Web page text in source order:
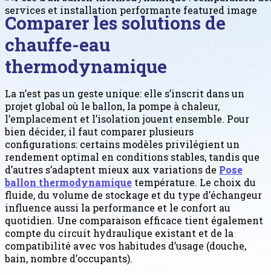
Comparer les solutions de
chauffe-eau
thermodynamique
La n’est pas un geste unique: elle s’inscrit dans un
projet global où le ballon, la pompe à chaleur,
l’emplacement et l’isolation jouent ensemble. Pour
bien décider, il faut comparer plusieurs
configurations: certains modèles privilégient un
rendement optimal en conditions stables, tandis que
d’autres s’adaptent mieux aux variations de Pose
ballon thermodynamique température. Le choix du
fluide, du volume de stockage et du type d’échangeur
influence aussi la performance et le confort au
quotidien. Une comparaison efficace tient également
compte du circuit hydraulique existant et de la
compatibilité avec vos habitudes d’usage (douche,
bain, nombre d’occupants).